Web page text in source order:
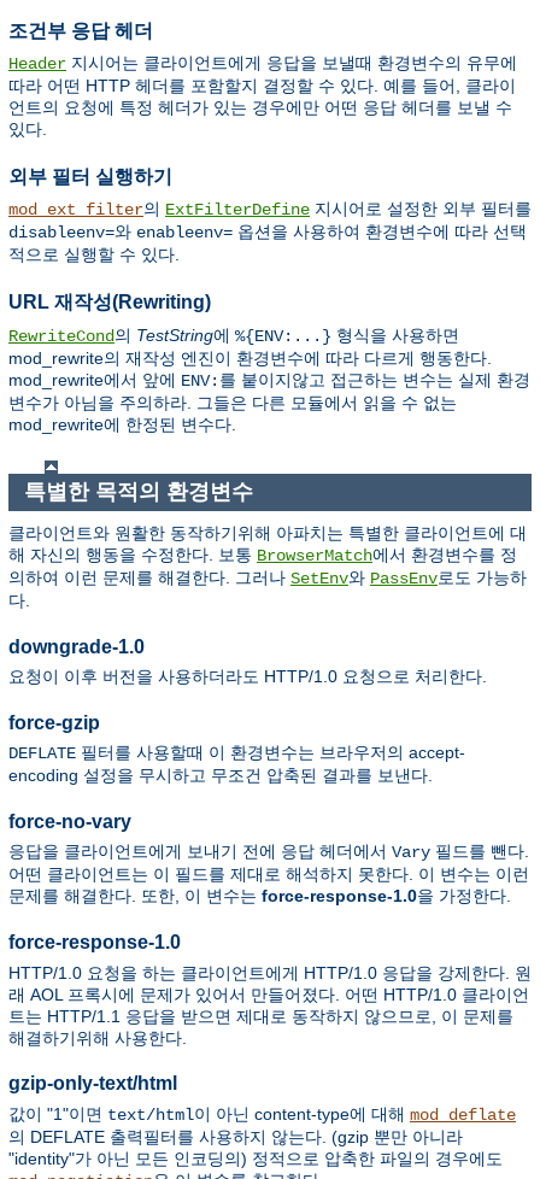
조건부 응답 헤더
Header 지시어는 클라이언트에게 응답을 보낼때 환경변수의 유무에
따라 어떤 HTTP 헤더를 포함할지 결정할 수 있다. 예를 들어, 클라이
언트의 요청에 특정 헤더가 있는 경우에만 어떤 응답 헤더를 보낼 수
있다.
외부 필터 실행하기
mod_ext_filter의 ExtFilterDefine 지시어로 설정한 외부 필터를
disableenv=와 enableenv= 옵션을 사용하여 환경변수에 따라 선택
적으로 실행할 수 있다.
URL 재작성(Rewriting)
RewriteCond의 TestString에 %{ENV:...} 형식을 사용하면
mod_rewrite의 재작성 엔진이 환경변수에 따라 다르게 행동한다.
mod_rewrite에서 앞에 ENV: 를 붙이지않고 접근하는 변수는 실제 환경
변수가 아님을 주의하라. 그들은 다른 모듈에서 읽을 수 없는
mod_rewrite에 한정된 변수다.
특별한 목적의 환경변수
클라이언트와 원활한 동작하기위해 아파치는 특별한 클라이언트에 대
해 자신의 행동을 수정한다. 보통 BrowserMatch에서 환경변수를 정
의하여 이런 문제를 해결한다. 그러나 SetEnv와 PassEnv로도 가능하
다.
downgrade-1.0
요청이 이후 버전을 사용하더라도 HTTP/1.0 요청으로 처리한다.
force-gzip
DEFLATE 필터를 사용할때 이 환경변수는 브라우저의 accept-
encoding 설정을 무시하고 무조건 압축된 결과를 보낸다.
force-no-vary
응답을 클라이언트에게 보내기 전에 응답 헤더에서 Vary 필드를 뺀다.
어떤 클라이언트는 이 필드를 제대로 해석하지 못한다. 이 변수는 이런
문제를 해결한다. 또한, 이 변수는 force-response-1.0을 가정한다.
force-response-1.0
HTTP/1.0 요청을 하는 클라이언트에게 HTTP/1.0 응답을 강제한다. 원
래 AOL 프록시에 문제가 있어서 만들어졌다. 어떤 HTTP/1.0 클라이언
트는 HTTP/1.1 응답을 받으면 제대로 동작하지 않으므로, 이 문제를
해결하기위해 사용한다.
gzip-only-text/html
값이 "1"이면 text/html이 아닌 content-type에 대해 mod_deflate
의 DEFLATE 출력필터를 사용하지 않는다. (gzip 뿐만 아니라
"identity"가 아닌 모든 인코딩의) 정적으로 압축한 파일의 경우에도